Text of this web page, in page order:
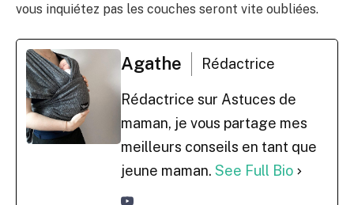
vous inquiétez pas les couches seront vite oubliées.
Agathe Rédactrice
Rédactrice sur Astuces de
maman, je vous partage mes
meilleurs conseils en tant que
jeune maman. See Full Bio